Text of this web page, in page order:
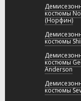
костюмы
(Норфин)
костюмы
костюмы
Anderson
костюмы